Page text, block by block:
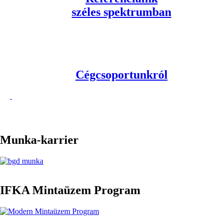
széles spektrumban
Cégcsoportunkról
Munka-karrier
IFKA Mintaüzem Program